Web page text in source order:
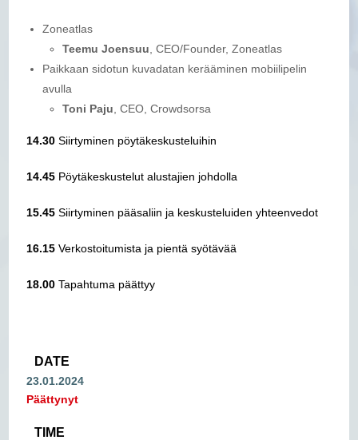
Zoneatlas
Teemu Joensuu , CEO/Founder, Zoneatlas
Paikkaan sidotun kuvadatan kerääminen mobiilipelin
avulla
Toni Paju , CEO, Crowdsorsa
14.30 Siirtyminen pöytäkeskusteluihin
14.45 Pöytäkeskustelut alustajien johdolla
15.45 Siirtyminen pääsaliin ja keskusteluiden yhteenvedot
16.15 Verkostoitumista ja pientä syötävää
18.00 Tapahtuma päättyy
DATE
23.01.2024
Päättynyt
TIME